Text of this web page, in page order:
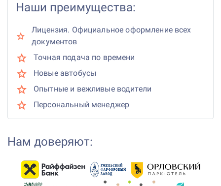
Наши преимущества:
Лицензия. Официальное оформление всех
документов
Точная подача по времени
Новые автобусы
Опытные и вежливые водители
Персональный менеджер
Нам доверяют: